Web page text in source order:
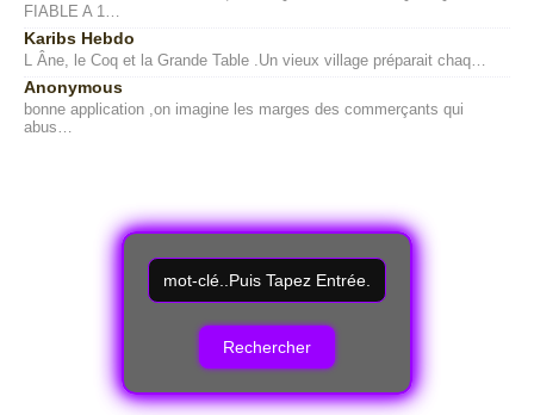
FIABLE A 1…
Karibs Hebdo
L Âne, le Coq et la Grande Table .Un vieux village préparait chaq…
Anonymous
bonne application ,on imagine les marges des commerçants qui
abus…
R
e
c